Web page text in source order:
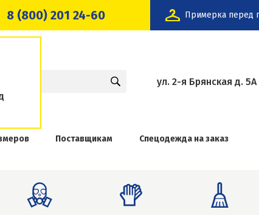
8 (800) 201 24-60 Примерка перед
ул. 2-я Брянская д. 5А
Поставщикам Спецодежда на заказ